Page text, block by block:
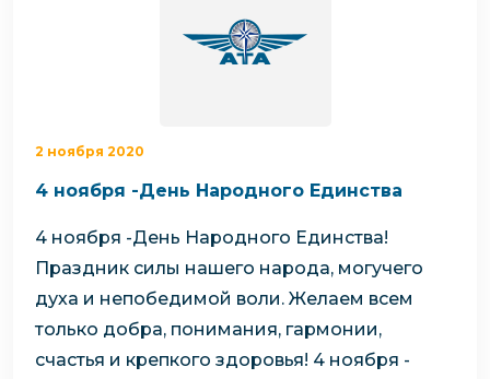
2 ноября 2020
4 ноября -День Народного Единства
4 ноября -День Народного Единства!
Праздник силы нашего народа, могучего
духа и непобедимой воли. Желаем всем
только добра, понимания, гармонии,
счастья и крепкого здоровья! 4 ноября -